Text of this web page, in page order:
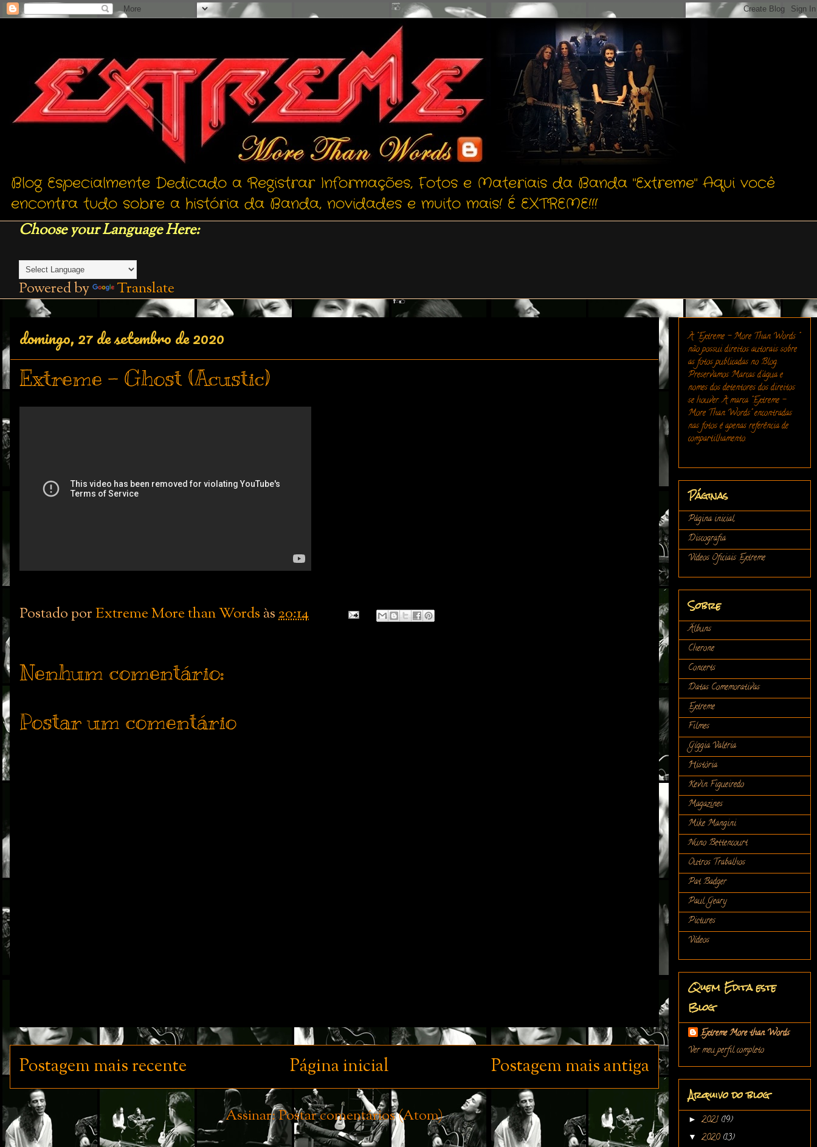
Blog Especialmente Dedicado a Registrar Informações, Fotos e Materiais da Banda "Extreme" Aqui você
encontra tudo sobre a história da Banda, novidades e muito mais! É EXTREME!!!
Choose your Language Here:
Powered by Translate
domingo, 27 de setembro de 2020
Extreme - Ghost (Acustic)
Postado porExtreme More than Words às20:14
Nenhum comentário:
Postar um comentário
Postagem mais recente Postagem mais antiga
Página inicial
Assinar:Postar comentários (Atom)
A "Extreme - More Than Words "
não possui direitos autorais sobre
as fotos publicadas no Blog.
Preservamos Marcas d'água e
nomes dos detentores dos direitos
se houver. A marca "Extreme -
More Than Words" encontradas
nas fotos é apenas referência de
compartilhamento.
Páginas
Página inicial
Discografia
Vídeos Oficiais Extreme
Sobre
Álbuns
Cherone
Concerts
Datas Comemorativas
Extreme
Filmes
Gíggia Valéria
História
Kevin Figueiredo
Magazines
Mike Mangini
Nuno Bettencourt
Outros Trabalhos
Pat Badger
Paul Geary
Pictures
Vídeos
Quem Edita este
Blog
Extreme More than Words
Ver meu perfil completo
Arquivo do blog
► 2021 (19)
▼ 2020 (13)